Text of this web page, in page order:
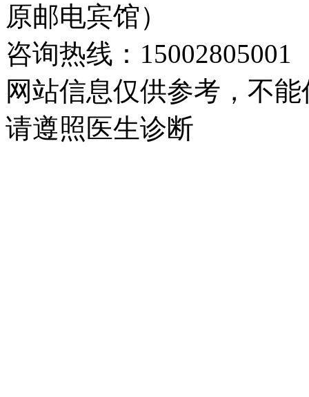
原邮电宾馆）
咨询热线：15002805001
网站信息仅供参考，不
请遵照医生诊断